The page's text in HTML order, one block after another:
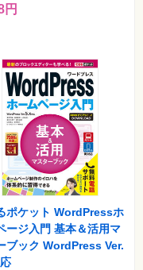
円
ポケット WordPressホ
ージ入門 基本＆活用マ
ブック WordPress Ver.